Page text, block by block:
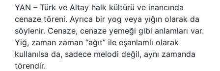
YAN – Türk ve Altay halk kültürü ve inancında
cenaze töreni. Ayrıca bir yog veya yığın olarak da
söylenir. Cenaze, cenaze yemeği gibi anlamları var.
Yiğ, zaman zaman “ağıt” ile eşanlamlı olarak
kullanılsa da, sadece melodi değil, aynı zamanda
törendir.